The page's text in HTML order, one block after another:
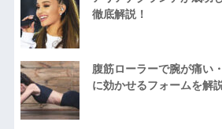
徹底解説！
腹筋ローラーで腕が痛い
に効かせるフォームを解